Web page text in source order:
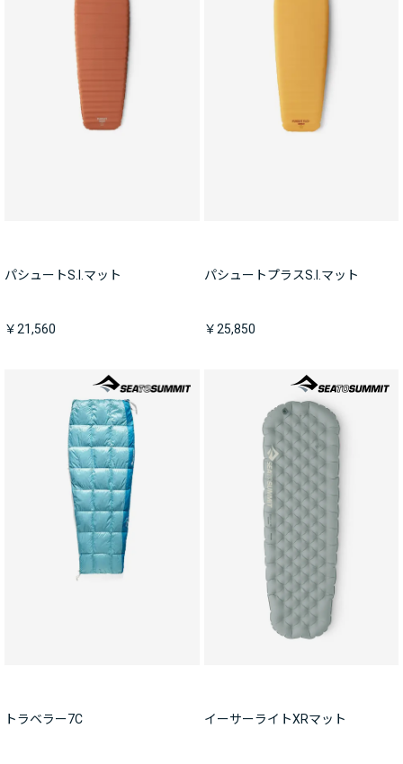
パシュートS.I.マット
￥21,560
パシュートプラスS.I.マット
￥25,850
トラベラー7C イーサーライトXRマット